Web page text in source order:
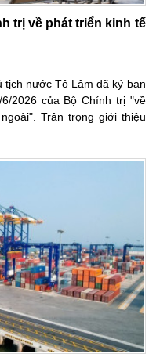
trị về phát triển kinh tế
tịch nước Tô Lâm đã ký ban
2026 của Bộ Chính trị "về
Trân trọng giới thiệu